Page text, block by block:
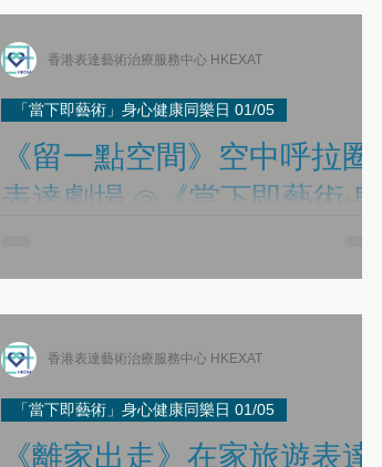
1/5/2022（SUN） 時間Time：18:30-19:30 觀眾對象
Language：粵語 Cantonese...
《留一點空間》空中呼拉圈
表達劇場 @《當下即藝術·身
「當下即藝術」身心健康同樂日 01/05
香港表達藝術治療服務中心 HKEXAT
《離家出走》在家旅遊表達
「當下即藝術」身心健康同樂日 01/05
香港表達藝術治療服務中心 HKEXAT